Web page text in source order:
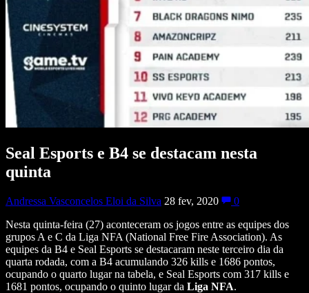
Seal Esports e B4 se destacam nesta
quinta
Andressa Vasconcelos Eloi da Silva 28 fev, 2020
0
Nesta quinta-feira (27) aconteceram os jogos entre as equipes dos
grupos A e C da Liga NFA (National Free Fire Association). As
equipes da B4 e Seal Esports se destacaram neste terceiro dia da
quarta rodada, com a B4 acumulando 326 kills e 1686 pontos,
ocupando o quarto lugar na tabela, e Seal Esports com 317 kills e
1681 pontos, ocupando o quinto lugar da Liga NFA.